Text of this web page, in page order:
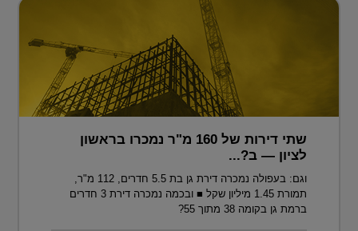
שתי דירות של 160 מ"ר נמכרו בראשון
לציון — ב?...
וגם: בעפולה נמכרה דירת גן בת 5.5 חדרים, 112 מ"ר,
תמורת 1.45 מיליון שקל ■ ובכמה נמכרה דירת 3 חדרים
ברמת גן בקומה 38 מתוך 55?